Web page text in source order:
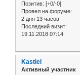
Позитив: [+0/-0]
Провел на форуме:
2 дня 13 часов
Последний визит:
19.11.2018 07:14
Kastiel
Активный участник